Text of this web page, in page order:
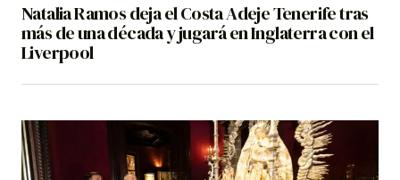
Natalia Ramos deja el Costa Adeje Tenerife tras
más de una década y jugará en Inglaterra con el
Liverpool